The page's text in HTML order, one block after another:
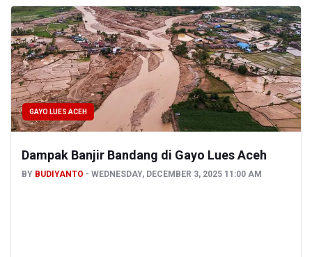
GAYO LUES ACEH
Dampak Banjir Bandang di Gayo Lues Aceh
BY BUDIYANTO WEDNESDAY, DECEMBER 3, 2025 11:00 AM